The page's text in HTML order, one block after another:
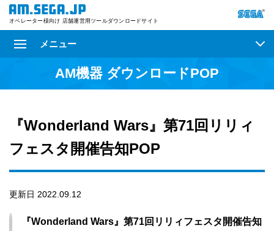
オペレーター様向け 店舗運営用ツールダウンロードサイト
メニュー
AM機器 ダウンロードPOP
『Wonderland Wars』第71回リリィ
フェスタ開催告知POP
更新日 2022.09.12
『Wonderland Wars』第71回リリィフェスタ開催告知